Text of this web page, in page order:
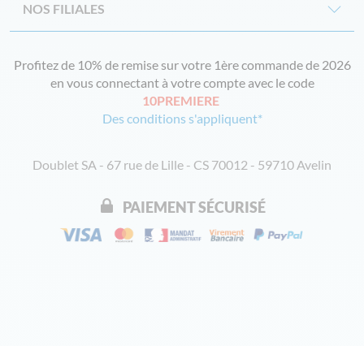
NOS FILIALES
Profitez de 10% de remise sur votre 1ère commande de 2026
en vous connectant à votre compte avec le code
10PREMIERE
Des conditions s'appliquent*
Doublet SA - 67 rue de Lille - CS 70012 - 59710 Avelin
PAIEMENT SÉCURISÉ